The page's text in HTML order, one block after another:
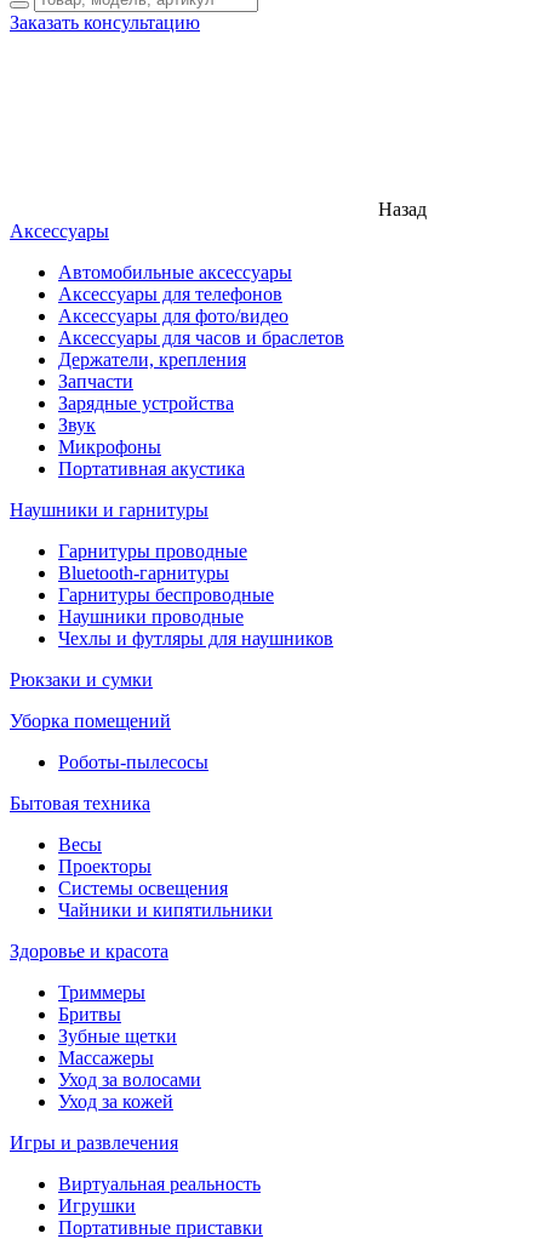
Заказать консультацию
Назад
Аксессуары
Автомобильные аксессуары
Аксессуары для телефонов
Аксессуары для фото/видео
Аксессуары для часов и браслетов
Держатели, крепления
Запчасти
Зарядные устройства
Звук
Микрофоны
Портативная акустика
Наушники и гарнитуры
Гарнитуры проводные
Bluetooth-гарнитуры
Гарнитуры беспроводные
Наушники проводные
Чехлы и футляры для наушников
Рюкзаки и сумки
Уборка помещений
Роботы-пылесосы
Бытовая техника
Весы
Проекторы
Системы освещения
Чайники и кипятильники
Здоровье и красота
Триммеры
Бритвы
Зубные щетки
Массажеры
Уход за волосами
Уход за кожей
Игры и развлечения
Виртуальная реальность
Игрушки
Портативные приставки